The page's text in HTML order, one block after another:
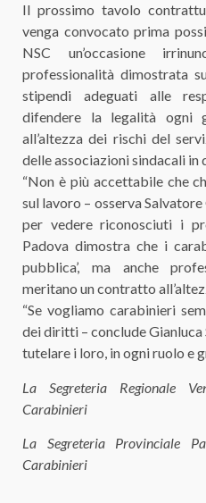
Il prossimo tavolo
venga convocato prima
NSC un’occasione
professionalità dimostrata
stipendi adeguati alle
difendere la legalità ogni
all’altezza dei rischi del
delle associazioni sindacali in
“Non è più accettabile che
sul lavoro – osserva
per vedere riconosciuti i
Padova dimostra che i
pubblica’, ma anche
meritano un contratto
“Se vogliamo carabinieri
dei diritti – conclude
tutelare i loro, in ogni ruolo e
La Segreteria Regionale
Carabinieri
La Segreteria Provinciale
Carabinieri